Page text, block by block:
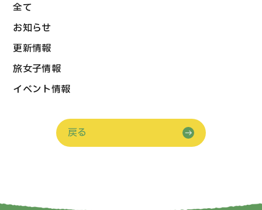
全て
お知らせ
更新情報
旅女子情報
イベント情報
戻る